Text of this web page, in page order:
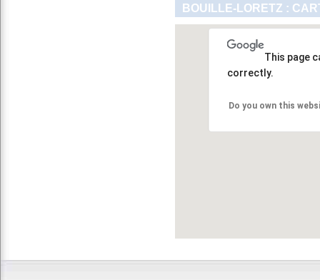
BOUILLE-LORETZ :
This page
correctly.
Do you own this